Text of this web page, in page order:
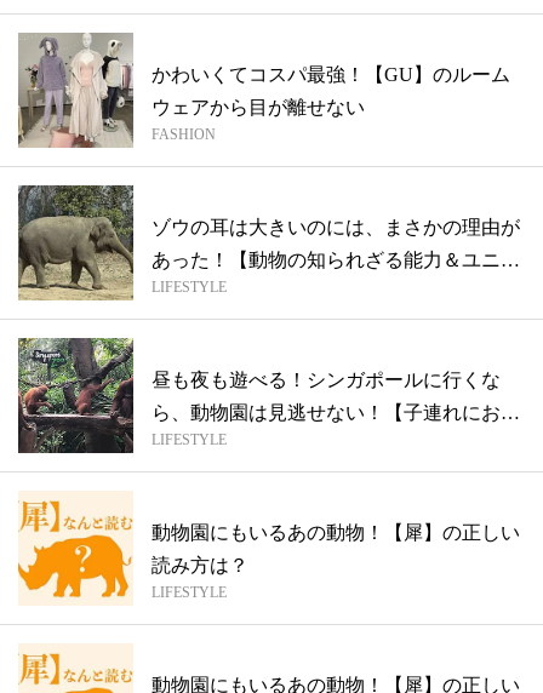
かわいくてコスパ最強！【GU】のルーム
ウェアから目が離せない
FASHION
ゾウの耳は大きいのには、まさかの理由が
あった！【動物の知られざる能力＆ユニー
クな...
LIFESTYLE
昼も夜も遊べる！シンガポールに行くな
ら、動物園は見逃せない！【子連れにおす
すめシ...
LIFESTYLE
動物園にもいるあの動物！【犀】の正しい
読み方は？
LIFESTYLE
動物園にもいるあの動物！【犀】の正しい